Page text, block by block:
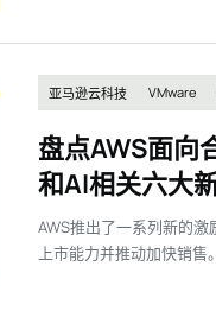
亚马逊云科技 VMware
盘点AWS面
和AI相关六大
AWS推出了一系列新的
上市能力并推动加快销售。
：100年前是电机，今天是AI，企业价